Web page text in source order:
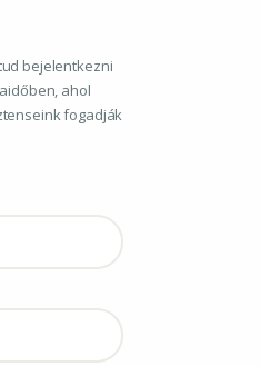
bejelentkezni
ahol
fogadják